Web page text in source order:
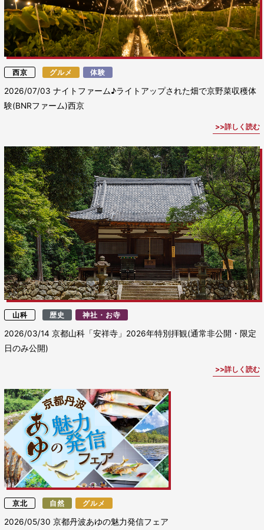
西京 グルメ 体験
2026/07/03ナイトファーム♪ライトアップされた畑で京野菜収穫体
験(BNRファーム)西京
詳しく読む
山科 歴史 神社・お寺
2026/03/14京都山科「安祥寺」2026年特別拝観(通常非公開・限定
日のみ公開)
詳しく読む
京北 自然 グルメ
2026/05/30京都丹波あゆの魅力発信フェア